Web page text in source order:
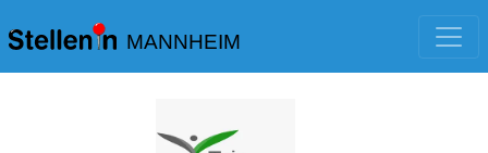
MANNHEIM